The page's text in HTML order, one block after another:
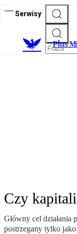
Serwisy
Plus
Czy
Główny cel działania
postrzegany tylko